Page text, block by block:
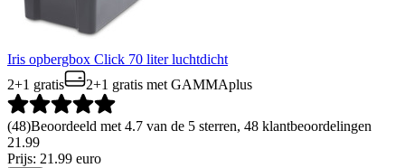
Iris opbergbox Click 70 liter luchtdicht
2+1 gratis
2+1 gratis met GAMMAplus
(48)Beoordeeld met 4.7 van de 5 sterren, 48 klantbeoordelingen
21 .99
Prijs: 21.99 euro